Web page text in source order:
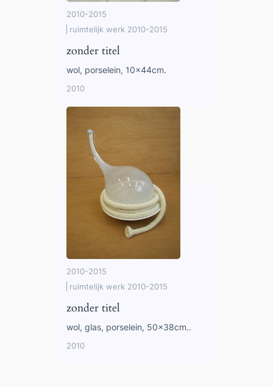
2010-2015
ruimtelijk werk 2010-2015
zonder titel
wol, porselein, 10x44cm.
2010
2010-2015
ruimtelijk werk 2010-2015
zonder titel
wol, glas, porselein, 50x38cm..
2010